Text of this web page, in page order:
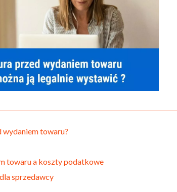
towaru?
towaru a koszty podatkowe
sprzedawcy